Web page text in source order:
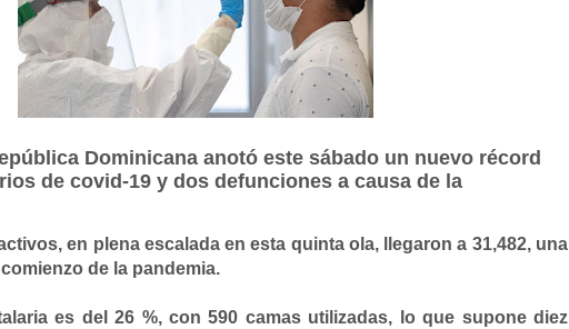
Dominicana anotó este sábado un nuevo récord
de covid-19 y dos defunciones a causa de la
en plena escalada en esta quinta ola, llegaron a 31,482, una
de la pandemia.
es del 26 %, con 590 camas utilizadas, lo que supone diez